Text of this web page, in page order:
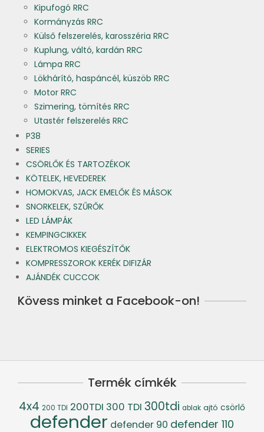
Kipufogó RRC
Kormányzás RRC
Külső felszerelés, karosszéria RRC
Kuplung, váltó, kardán RRC
Lámpa RRC
Lökhárító, haspáncél, küszöb RRC
Motor RRC
Szimering, tömítés RRC
Utastér felszerelés RRC
P38
SERIES
CSÖRLŐK ÉS TARTOZÉKOK
KÖTELEK, HEVEDEREK
HOMOKVAS, JACK EMELŐK ÉS MÁSOK
SNORKELEK, SZŰRŐK
LED LÁMPÁK
KEMPINGCIKKEK
ELEKTROMOS KIEGÉSZÍTŐK
KOMPRESSZOROK KERÉK DIFIZÁR
AJÁNDÉK CUCCOK
Kövess minket a Facebook-on!
Termék címkék
4x4 200 TDI 200TDI 300 TDI 300tdi ablak ajtó csörlő
defender defender 90 defender 110